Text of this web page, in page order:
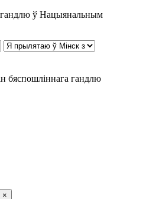
ў Нацыянальным
бяспошліннага гандлю
×